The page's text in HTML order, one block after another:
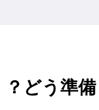
どう準